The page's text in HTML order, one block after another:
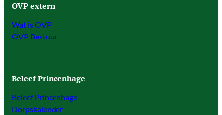
OVP extern
Wat is OVP
OVP Bestuur
Beleef Princenhage
Beleef Princenhage
Dorpskalender